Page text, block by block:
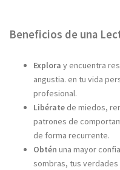
Beneficios de una
Explora y encuentra
angustia. en tu vida
profesional.
Libérate de miedos,
patrones de
de forma recurrente.
Obtén una mayor
sombras, tus verdades